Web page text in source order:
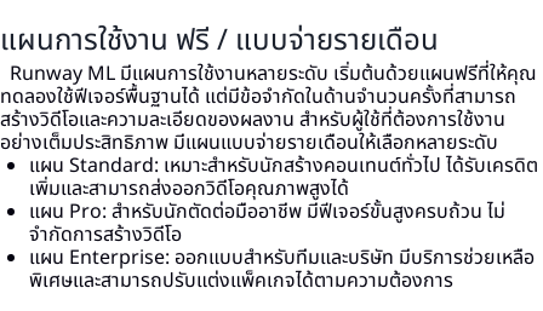
แผนการใช้งาน ฟรี / แบบจ่ายรายเดือน
Runway ML มีแผนการใช้งานหลายระดับ เริ่มต้นด้วยแผนฟรีที่ให้คุณ
ทดลองใช้ฟีเจอร์พื้นฐานได้ แต่มีข้อจำกัดในด้านจำนวนครั้งที่สามารถ
สร้างวิดีโอและความละเอียดของผลงาน สำหรับผู้ใช้ที่ต้องการใช้งาน
อย่างเต็มประสิทธิภาพ มีแผนแบบจ่ายรายเดือนให้เลือกหลายระดับ
แผน Standard: เหมาะสำหรับนักสร้างคอนเทนต์ทั่วไป ได้รับเครดิต
เพิ่มและสามารถส่งออกวิดีโอคุณภาพสูงได้
แผน Pro: สำหรับนักตัดต่อมืออาชีพ มีฟีเจอร์ขั้นสูงครบถ้วน ไม่
จำกัดการสร้างวิดีโอ
แผน Enterprise: ออกแบบสำหรับทีมและบริษัท มีบริการช่วยเหลือ
พิเศษและสามารถปรับแต่งแพ็คเกจได้ตามความต้องการ